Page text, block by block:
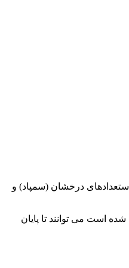
درخشان (سمپاد) و
است می توانند تا پایان